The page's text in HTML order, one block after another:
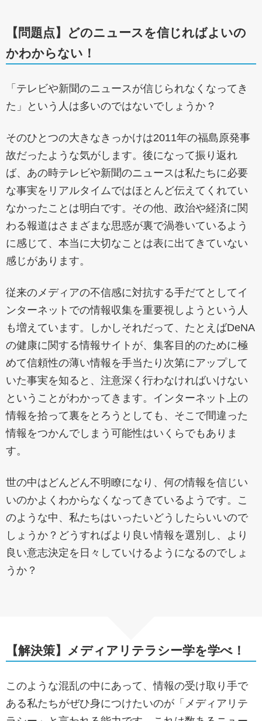
【問題点】どのニュースを信じればよいの
かわからない！
「テレビや新聞のニュースが信じられなくなってき
た」という人は多いのではないでしょうか？
そのひとつの大きなきっかけは2011年の福島原発事
故だったような気がします。後になって振り返れ
ば、あの時テレビや新聞のニュースは私たちに必要
な事実をリアルタイムではほとんど伝えてくれてい
なかったことは明白です。その他、政治や経済に関
わる報道はさまざまな思惑が裏で渦巻いているよう
に感じて、本当に大切なことは表に出てきていない
感じがあります。
従来のメディアの不信感に対抗する手だてとしてイ
ンターネットでの情報収集を重要視しようという人
も増えています。しかしそれだって、たとえばDeNA
の健康に関する情報サイトが、集客目的のために極
めて信頼性の薄い情報を手当たり次第にアップして
いた事実を知ると、注意深く行わなければいけない
ということがわかってきます。インターネット上の
情報を拾って裏をとろうとしても、そこで間違った
情報をつかんでしまう可能性はいくらでもありま
す。
世の中はどんどん不明瞭になり、何の情報を信じい
いのかよくわからなくなってきているようです。こ
のような中、私たちはいったいどうしたらいいので
しょうか？どうすればより良い情報を選別し、より
良い意志決定を日々していけるようになるのでしょ
うか？
【解決策】メディアリテラシー学を学べ！
このような混乱の中にあって、情報の受け取り手で
ある私たちがぜひ身につけたいのが「メディアリテ